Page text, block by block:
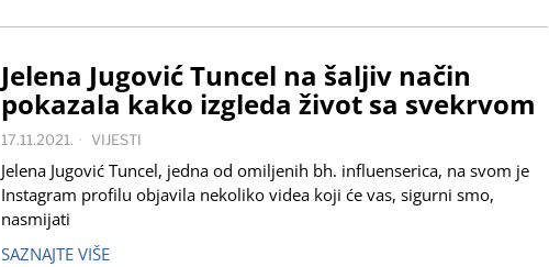
Jelena Jugović Tuncel na šaljiv način
pokazala kako izgleda život sa svekrvom
17.11.2021. VIJESTI
Jelena Jugović Tuncel, jedna od omiljenih bh. influenserica, na svom je
Instagram profilu objavila nekoliko videa koji će vas, sigurni smo,
nasmijati
SAZNAJTE VIŠE